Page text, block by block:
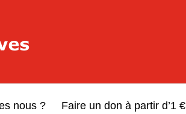
Rives
nous ? Faire un don à partir d’1 €